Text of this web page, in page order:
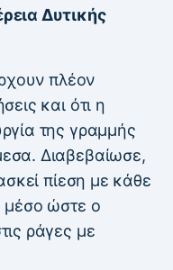
Δυτικής
πλέον
και ότι η
της γραμμής
Διαβεβαίωσε,
πίεση με κάθε
μέσο ώστε ο
ράγες με